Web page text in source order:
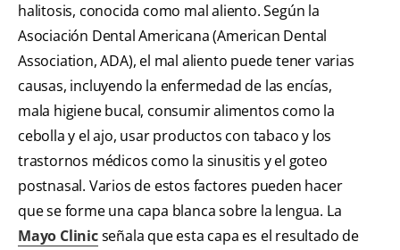
halitosis, conocida como mal aliento. Según la
Asociación Dental Americana (American Dental
Association, ADA), el mal aliento puede tener varias
causas, incluyendo la enfermedad de las encías,
mala higiene bucal, consumir alimentos como la
cebolla y el ajo, usar productos con tabaco y los
trastornos médicos como la sinusitis y el goteo
postnasal. Varios de estos factores pueden hacer
que se forme una capa blanca sobre la lengua. La
Mayo Clinicseñala que esta capa es el resultado de